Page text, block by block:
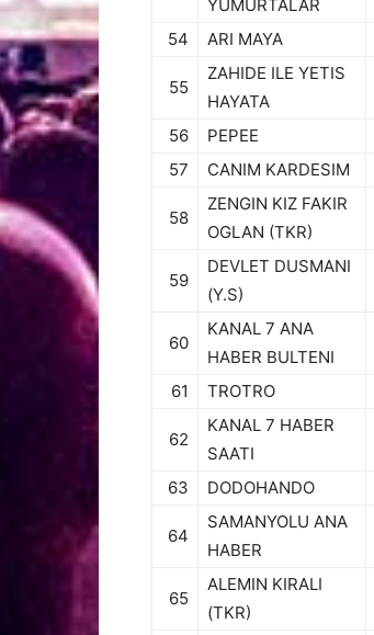
YUMURTALAR
54 ARI MAYA
55
ZAHIDE ILE YETIS
HAYATA
56 PEPEE
57
CANIM KARDESIM
58
ZENGIN KIZ FAKIR
OGLAN (TKR)
59
DEVLET DUSMANI
(Y.S)
60
KANAL 7 ANA
HABER BULTENI
61 TROTRO
62
KANAL 7 HABER
SAATI
63 DODOHANDO
64
SAMANYOLU ANA
HABER
65
ALEMIN KIRALI
(TKR)